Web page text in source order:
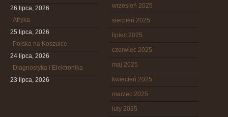
26 lipca, 2026
Afryka
25 lipca, 2026
Polska na Koszulce
24 lipca, 2026
Diagnostyka i Elektronika
23 lipca, 2026
wrzesień 2025
sierpień 2025
lipiec 2025
czerwiec 2025
maj 2025
kwiecień 2025
marzec 2025
luty 2025